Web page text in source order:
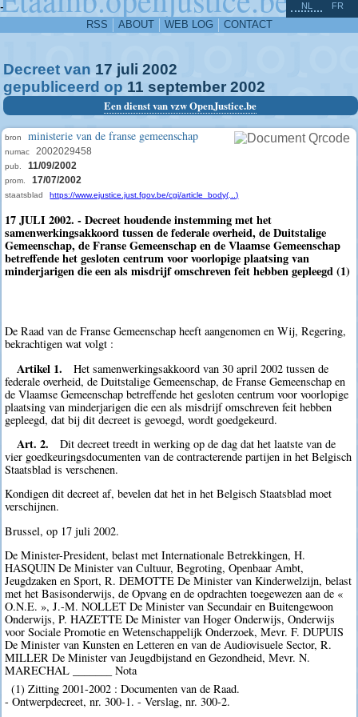
-
RSS ABOUT WEB LOG CONTACT
NL FR
Decreet van 17 juli 2002
gepubliceerd op 11 september 2002
Een dienst van vzw OpenJustice.be
bron ministerie van de franse gemeenschap
numac 2002029458
pub. 11/09/2002
prom. 17/07/2002
staatsblad https://www.ejustice.just.fgov.be/cgi/article_body(...)
17 JULI 2002. - Decreet houdende instemming met het
samenwerkingsakkoord tussen de federale overheid, de Duitstalige
Gemeenschap, de Franse Gemeenschap en de Vlaamse Gemeenschap
betreffende het gesloten centrum voor voorlopige plaatsing van
minderjarigen die een als misdrijf omschreven feit hebben gepleegd (1)
De Raad van de Franse Gemeenschap heeft aangenomen en Wij, Regering,
bekrachtigen wat volgt :
Artikel 1.
Het samenwerkingsakkoord van 30 april 2002 tussen de
federale overheid, de Duitstalige Gemeenschap, de Franse Gemeenschap en
de Vlaamse Gemeenschap betreffende het gesloten centrum voor voorlopige
plaatsing van minderjarigen die een als misdrijf omschreven feit hebben
gepleegd, dat bij dit decreet is gevoegd, wordt goedgekeurd.
Art. 2.
Dit decreet treedt in werking op de dag dat het laatste van de
vier goedkeuringsdocumenten van de contracterende partijen in het Belgisch
Staatsblad is verschenen.
Kondigen dit decreet af, bevelen dat het in het Belgisch Staatsblad moet
verschijnen.
Brussel, op 17 juli 2002.
De Minister-President, belast met Internationale Betrekkingen, H.
HASQUIN De Minister van Cultuur, Begroting, Openbaar Ambt,
Jeugdzaken en Sport, R. DEMOTTE De Minister van Kinderwelzijn, belast
met het Basisonderwijs, de Opvang en de opdrachten toegewezen aan de «
O.N.E. », J.-M. NOLLET De Minister van Secundair en Buitengewoon
Onderwijs, P. HAZETTE De Minister van Hoger Onderwijs, Onderwijs
voor Sociale Promotie en Wetenschappelijk Onderzoek, Mevr. F. DUPUIS
De Minister van Kunsten en Letteren en van de Audiovisuele Sector, R.
MILLER De Minister van Jeugdbijstand en Gezondheid, Mevr. N.
MARECHAL _______ Nota
(1) Zitting 2001-2002 : Documenten van de Raad.
- Ontwerpdecreet, nr. 300-1. - Verslag, nr. 300-2.
^